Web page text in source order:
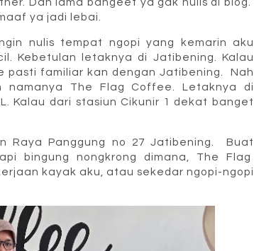
ya jadi lebai.
nulis tempat ngopi yang kemarin aku
Kebetulan letaknya di Jatibening. Kalau
pasti familiar kan dengan Jatibening. Nah
The Flag Coffee. Letaknya di
Kalau dari stasiun Cikunir 1 dekat banget
Raya Panggung no 27 Jatibening. Buat
bingung nongkrong dimana, The Flag
kayak aku, atau sekedar ngopi-ngopi